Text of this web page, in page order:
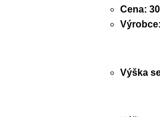
Cena:
Výrobce:
Výška